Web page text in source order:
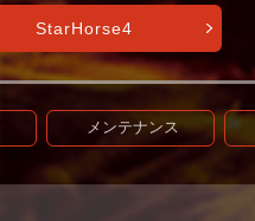
StarHorse4
メンテナンス